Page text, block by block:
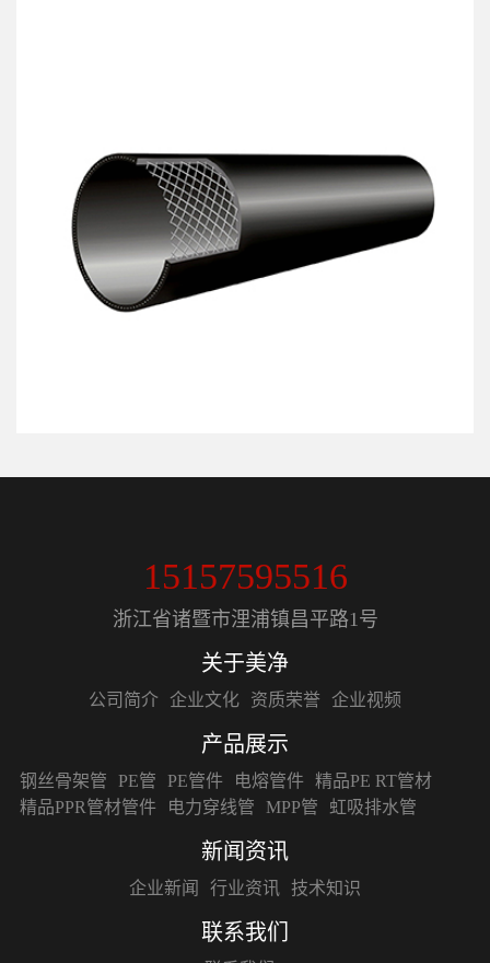
15157595516
浙江省诸暨市浬浦镇昌平路1号
关于美净
公司简介 企业文化 资质荣誉 企业视频
产品展示
钢丝骨架管 PE管 PE管件 电熔管件 精品PE RT管材
精品PPR管材管件
电力穿线管 MPP管 虹吸排水管
新闻资讯
企业新闻 行业资讯 技术知识
联系我们